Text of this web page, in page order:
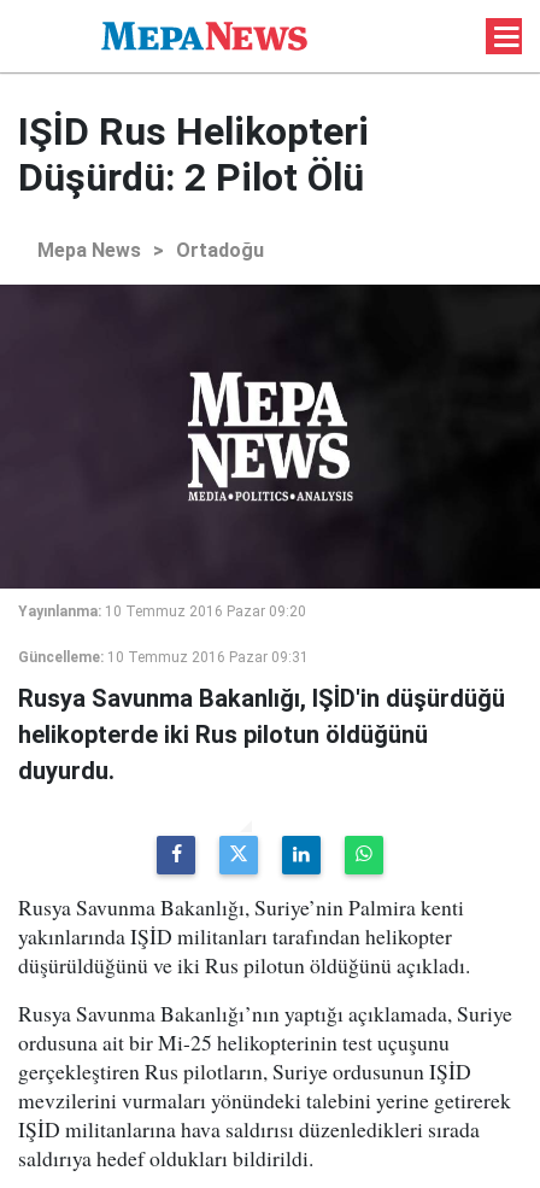
IŞİD Rus Helikopteri
Düşürdü: 2 Pilot Ölü
Mepa News > Ortadoğu
Yayınlanma: 10 Temmuz 2016 Pazar 09:20
Güncelleme: 10 Temmuz 2016 Pazar 09:31
Rusya Savunma Bakanlığı, IŞİD'in düşürdüğü
helikopterde iki Rus pilotun öldüğünü
duyurdu.
Rusya Savunma Bakanlığı, Suriye’nin Palmira kenti
yakınlarında IŞİD militanları tarafından helikopter
düşürüldüğünü ve iki Rus pilotun öldüğünü açıkladı.
Rusya Savunma Bakanlığı’nın yaptığı açıklamada, Suriye
ordusuna ait bir Mi-25 helikopterinin test uçuşunu
gerçekleştiren Rus pilotların, Suriye ordusunun IŞİD
mevzilerini vurmaları yönündeki talebini yerine getirerek
IŞİD militanlarına hava saldırısı düzenledikleri sırada
saldırıya hedef oldukları bildirildi.